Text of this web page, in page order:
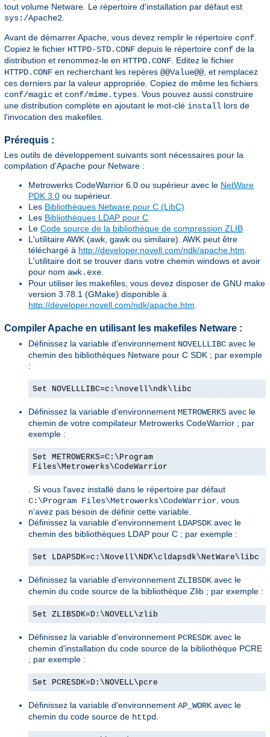
tout volume Netware. Le répertoire d'installation par défaut est
sys:/Apache2.
Avant de démarrer Apache, vous devez remplir le répertoire conf.
Copiez le fichier HTTPD-STD.CONF depuis le répertoire conf de la
distribution et renommez-le en HTTPD.CONF. Editez le fichier
HTTPD.CONF en recherchant les repères @@Value@@, et remplacez
ces derniers par la valeur appropriée. Copiez de même les fichiers
conf/magic et conf/mime.types. Vous pouvez aussi construire
une distribution complète en ajoutant le mot-clé install lors de
l'invocation des makefiles.
Prérequis :
Les outils de développement suivants sont nécessaires pour la
compilation d'Apache pour Netware :
Metrowerks CodeWarrior 6.0 ou supérieur avec le NetWare
PDK 3.0 ou supérieur.
Les Bibliothèques Netware pour C (LibC)
Les Bibliothèques LDAP pour C
Le Code source de la bibliothèque de compression ZLIB
L'utilitaire AWK (awk, gawk ou similaire). AWK peut être
téléchargé à http://developer.novell.com/ndk/apache.htm.
L'utilitaire doit se trouver dans votre chemin windows et avoir
pour nom awk.exe.
Pour utiliser les makefiles, vous devez disposer de GNU make
version 3.78.1 (GMake) disponible à
http://developer.novell.com/ndk/apache.htm.
Compiler Apache en utilisant les makefiles Netware :
Définissez la variable d'environnement NOVELLLIBC avec le
chemin des bibliothèques Netware pour C SDK ; par exemple
:
Set NOVELLLIBC=c:\novell\ndk\libc
Définissez la variable d'environnement METROWERKS avec le
chemin de votre compilateur Metrowerks CodeWarrior ; par
exemple :
Set METROWERKS=C:\Program
Files\Metrowerks\CodeWarrior
. Si vous l'avez installé dans le répertoire par défaut
C:\Program Files\Metrowerks\CodeWarrior , vous
n'avez pas besoin de définir cette variable.
Définissez la variable d'environnement LDAPSDK avec le
chemin des bibliothèques LDAP pour C ; par exemple :
Set LDAPSDK=c:\Novell\NDK\cldapsdk\NetWare\libc
Définissez la variable d'environnement ZLIBSDK avec le
chemin du code source de la bibliothèque Zlib ; par exemple :
Set ZLIBSDK=D:\NOVELL\zlib
Définissez la variable d'environnement PCRESDK avec le
chemin d'installation du code source de la bibliothèque PCRE
; par exemple :
Set PCRESDK=D:\NOVELL\pcre
Définissez la variable d'environnement AP_WORK avec le
chemin du code source de httpd